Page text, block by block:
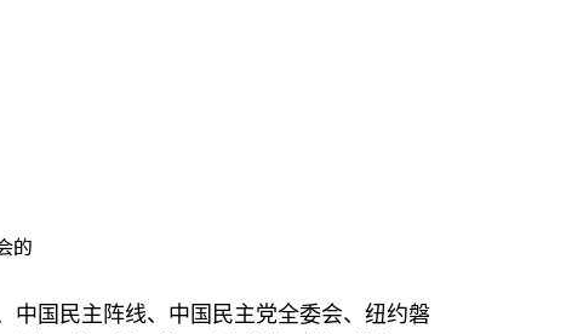
的
中国民主阵线、中国民主党全委会、纽约磐